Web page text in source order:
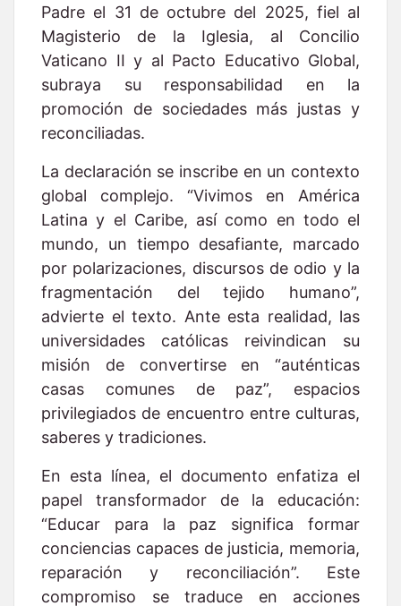
Padre el 31 de octubre del 2025, fiel al
Magisterio de la Iglesia, al Concilio
Vaticano II y al Pacto Educativo Global,
subraya su responsabilidad en la
promoción de sociedades más justas y
reconciliadas.
La declaración se inscribe en un contexto
global complejo. “Vivimos en América
Latina y el Caribe, así como en todo el
mundo, un tiempo desafiante, marcado
por polarizaciones, discursos de odio y la
fragmentación del tejido humano”,
advierte el texto. Ante esta realidad, las
universidades católicas reivindican su
misión de convertirse en “auténticas
casas comunes de paz”, espacios
privilegiados de encuentro entre culturas,
saberes y tradiciones.
En esta línea, el documento enfatiza el
papel transformador de la educación:
“Educar para la paz significa formar
conciencias capaces de justicia, memoria,
reparación y reconciliación”. Este
compromiso se traduce en acciones